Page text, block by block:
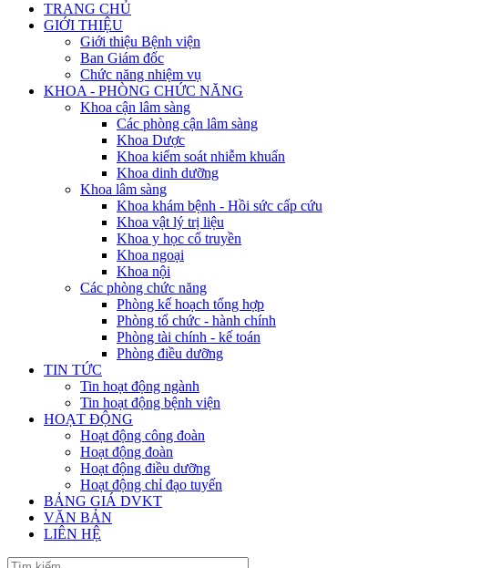
TRANG CHỦ
GIỚI THIỆU
Giới thiệu Bệnh viện
Ban Giám đốc
Chức năng nhiệm vụ
KHOA - PHÒNG CHỨC NĂNG
Khoa cận lâm sàng
Các phòng cận lâm sàng
Khoa Dược
Khoa kiểm soát nhiễm khuẩn
Khoa dinh dưỡng
Khoa lâm sàng
Khoa khám bệnh - Hồi sức cấp cứu
Khoa vật lý trị liệu
Khoa y học cổ truyền
Khoa ngoại
Khoa nội
Các phòng chức năng
Phòng kế hoạch tổng hợp
Phòng tổ chức - hành chính
Phòng tài chính - kế toán
Phòng điều dưỡng
TIN TỨC
Tin hoạt động ngành
Tin hoạt động bệnh viện
HOẠT ĐỘNG
Hoạt động công đoàn
Hoạt động đoàn
Hoạt động điều dưỡng
Hoạt động chỉ đạo tuyến
BẢNG GIÁ DVKT
VĂN BẢN
LIÊN HỆ